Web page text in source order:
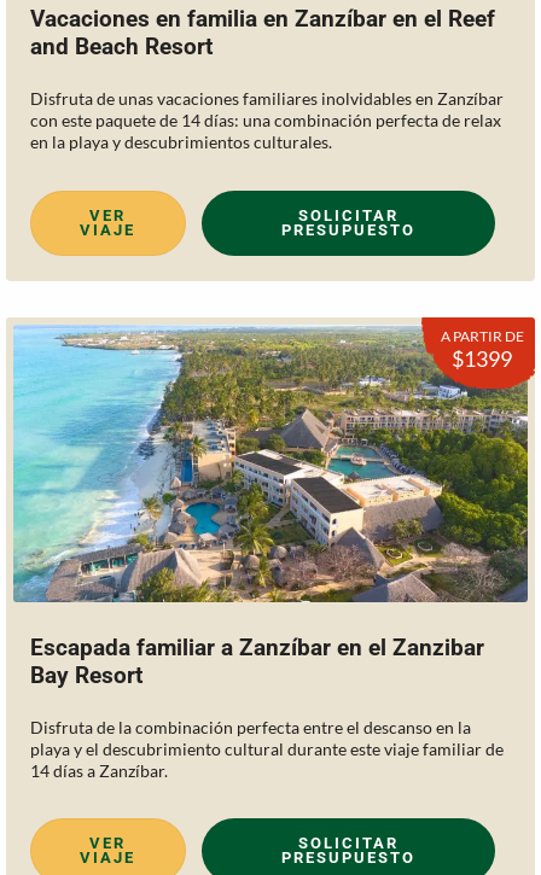
Vacaciones en familia en Zanzíbar en el Reef
and Beach Resort
Disfruta de unas vacaciones familiares inolvidables en Zanzíbar
con este paquete de 14 días: una combinación perfecta de relax
en la playa y descubrimientos culturales.
VER
VIAJE
SOLICITAR
PRESUPUESTO
A PARTIR DE
$1399
Escapada familiar a Zanzíbar en el Zanzibar
Bay Resort
Disfruta de la combinación perfecta entre el descanso en la
playa y el descubrimiento cultural durante este viaje familiar de
14 días a Zanzíbar.
VER
VIAJE
SOLICITAR
PRESUPUESTO